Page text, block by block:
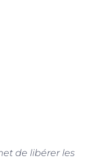
de libérer les